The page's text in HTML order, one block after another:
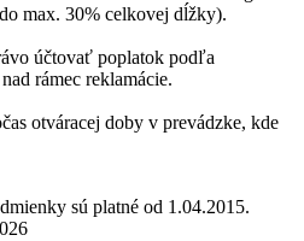
max. 30% celkovej dĺžky).
účtovať poplatok podľa
rámec reklamácie.
otváracej doby v prevádzke, kde
sú platné od 1.04.2015.